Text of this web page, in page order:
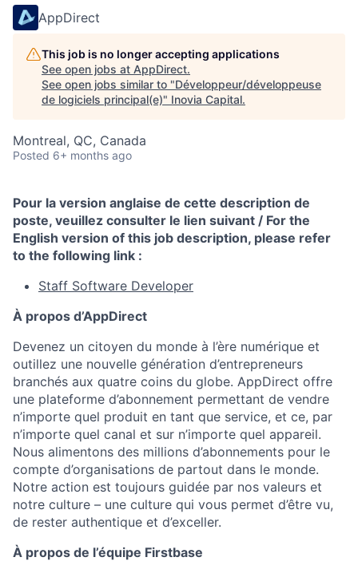
AppDirect
This job is no longer accepting applications
See open jobs at AppDirect.
See open jobs similar to "Développeur/développeuse
de logiciels principal(e)" Inovia Capital.
Montreal, QC, Canada
Posted 6+ months ago
Pour la version anglaise de cette description de
poste, veuillez consulter le lien suivant / For the
English version of this job description, please refer
to the following link :
Staff Software Developer
À propos d’AppDirect
Devenez un citoyen du monde à l’ère numérique et
outillez une nouvelle génération d’entrepreneurs
branchés aux quatre coins du globe. AppDirect offre
une plateforme d’abonnement permettant de vendre
n’importe quel produit en tant que service, et ce, par
n’importe quel canal et sur n’importe quel appareil.
Nous alimentons des millions d’abonnements pour le
compte d’organisations de partout dans le monde.
Notre action est toujours guidée par nos valeurs et
notre culture – une culture qui vous permet d’être vu,
de rester authentique et d’exceller.
À propos de l’équipe Firstbase